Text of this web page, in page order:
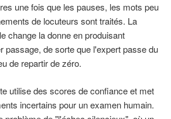
une fois que les pauses, les mots peu
de locuteurs sont traités. La
change la donne en produisant
passage, de sorte que l'expert passe du
de repartir de zéro.
utilise des scores de confiance et met
incertains pour un examen humain.